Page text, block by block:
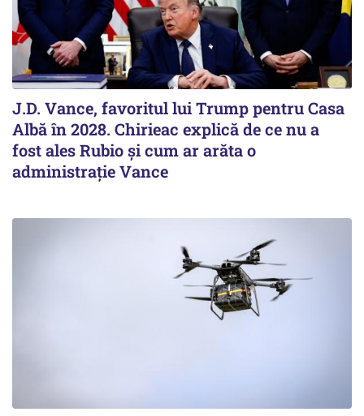
J.D. Vance, favoritul lui Trump pentru Casa
Albă în 2028. Chirieac explică de ce nu a
fost ales Rubio și cum ar arăta o
administrație Vance